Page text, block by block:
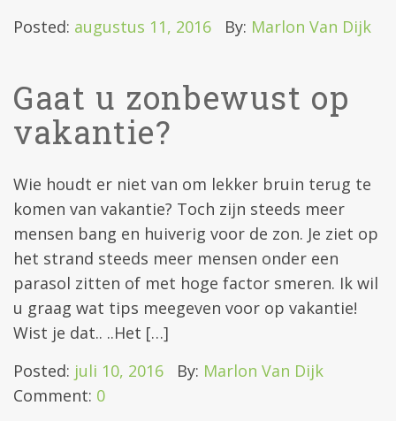
Posted: augustus 11, 2016 By: Marlon Van Dijk
Gaat u zonbewust op
vakantie?
Wie houdt er niet van om lekker bruin terug te
komen van vakantie? Toch zijn steeds meer
mensen bang en huiverig voor de zon. Je ziet op
het strand steeds meer mensen onder een
parasol zitten of met hoge factor smeren. Ik wil
u graag wat tips meegeven voor op vakantie!
Wist je dat.. ..Het […]
Posted: juli 10, 2016 By: Marlon Van Dijk
Comment: 0